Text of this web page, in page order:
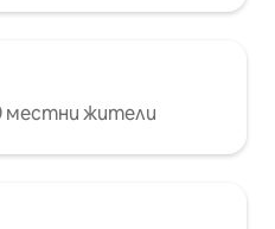
местни жители